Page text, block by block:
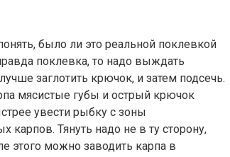
было ли это реальной поклевкой
поклевка, то надо выждать
заглотить крючок, и затем подсечь.
мясистые губы и острый крючок
увести рыбку с зоны
карпов. Тянуть надо не в ту сторону,
этого можно заводить карпа в